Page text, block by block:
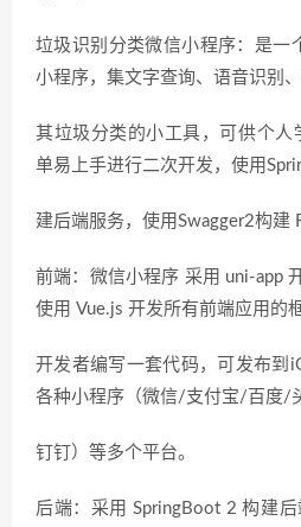
垃圾识别分类微信小程序：是一
小程序，集文字查询、语音识别
其垃圾分类的小工具，可供个人
单易上手进行二次开发，使用
建后端服务，使用Swagger2构建
前端：微信小程序 采用 uni-app
使用 Vue.js 开发所有前端应用的
开发者编写一套代码，可发布到
各种小程序（微信/支付宝/百度/
钉钉）等多个平台。
后端：采用 SpringBoot 2 构建